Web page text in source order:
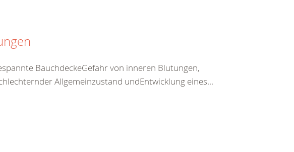
BauchdeckeGefahr von inneren Blutungen,
Allgemeinzustand undEntwicklung eines...